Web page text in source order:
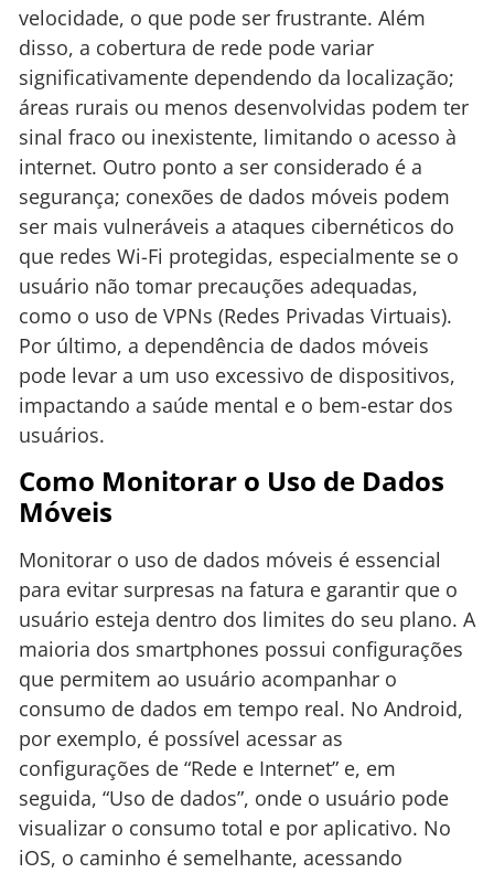
velocidade, o que pode ser frustrante. Além
disso, a cobertura de rede pode variar
significativamente dependendo da localização;
áreas rurais ou menos desenvolvidas podem ter
sinal fraco ou inexistente, limitando o acesso à
internet. Outro ponto a ser considerado é a
segurança; conexões de dados móveis podem
ser mais vulneráveis a ataques cibernéticos do
que redes Wi-Fi protegidas, especialmente se o
usuário não tomar precauções adequadas,
como o uso de VPNs (Redes Privadas Virtuais).
Por último, a dependência de dados móveis
pode levar a um uso excessivo de dispositivos,
impactando a saúde mental e o bem-estar dos
usuários.
Como Monitorar o Uso de Dados
Móveis
Monitorar o uso de dados móveis é essencial
para evitar surpresas na fatura e garantir que o
usuário esteja dentro dos limites do seu plano. A
maioria dos smartphones possui configurações
que permitem ao usuário acompanhar o
consumo de dados em tempo real. No Android,
por exemplo, é possível acessar as
configurações de “Rede e Internet” e, em
seguida, “Uso de dados”, onde o usuário pode
visualizar o consumo total e por aplicativo. No
iOS, o caminho é semelhante, acessando